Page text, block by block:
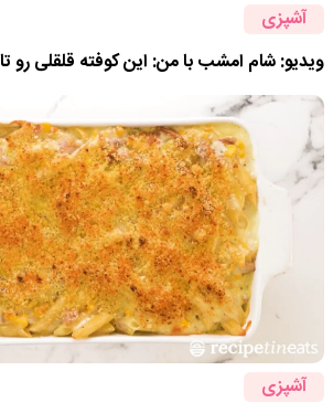
آشپزی
ویدیو: شام امشب با من: این کوفته قلقلی رو
آشپزی